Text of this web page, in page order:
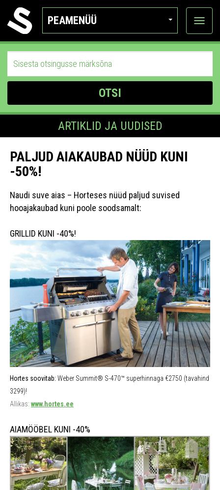
PEAMENÜÜ
Ava
OTSI
ARTIKLID JA UUDISED
PALJUD AIAKAUBAD NÜÜD KUNI
-50%!
Naudi suve aias – Horteses nüüd paljud suvised
hooajakaubad kuni poole soodsamalt:
GRILLID KUNI -40%!
Hortes soovitab: Weber Summit® S-470™ superhinnaga €2750 (tavahind
3299)!
Allikas: www.hortes.ee
AIAMÖÖBEL KUNI -40%